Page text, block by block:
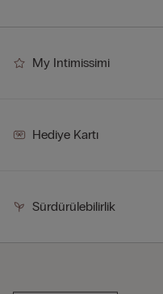
My Intimissimi
Hediye Kartı
Sürdürülebilirlik